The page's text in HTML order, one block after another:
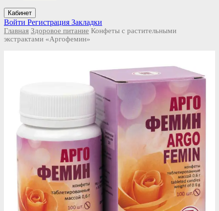
Кабинет
Войти Регистрация Закладки
Главная Здоровое питание Конфеты с растительными
экстрактами «Аргофемин»